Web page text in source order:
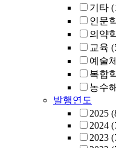
기타
인문
의약
교육
예술
복합
농수
발행연도
2025
2024
2023